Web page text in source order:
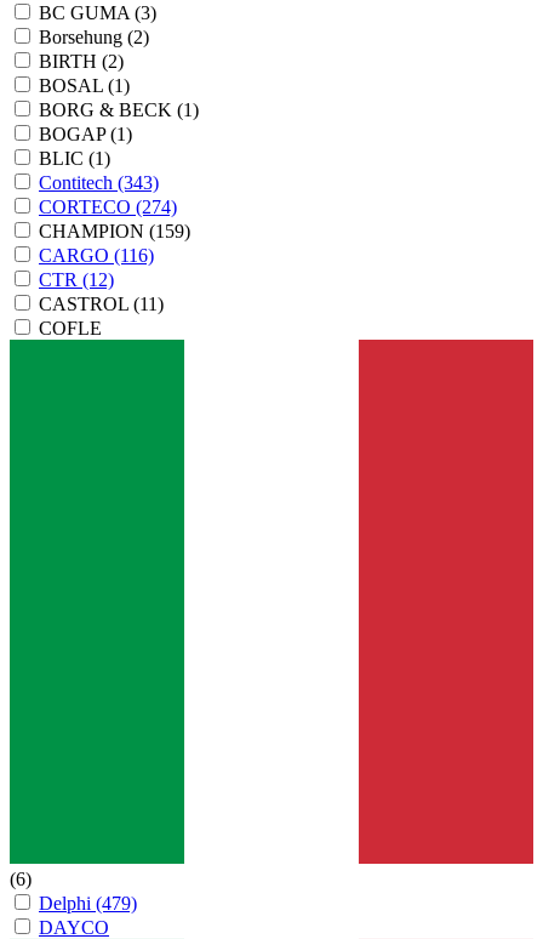
BC GUMA (3)
Borsehung (2)
BIRTH (2)
BOSAL (1)
BORG & BECK (1)
BOGAP(1)
BLIC (1)
Contitech (343)
CORTECO (274)
CHAMPION (159)
CARGO (116)
CTR (12)
CASTROL (11)
COFLE
(6)
Delphi (479)
DAYCO